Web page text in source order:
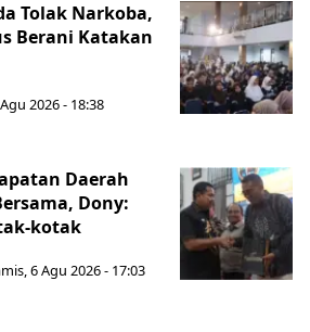
Tolak Narkoba,
Berani Katakan
2026 - 18:38
Daerah
Dony:
kotak
6 Agu 2026 - 17:03